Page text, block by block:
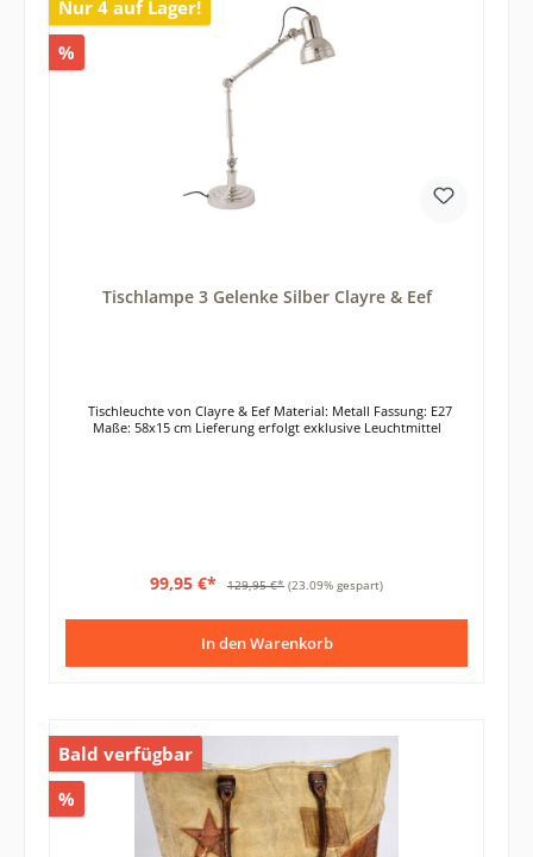
Nur 4 auf Lager!
%
Tischlampe 3 Gelenke Silber Clayre & Eef
Tischleuchte von Clayre & Eef Material: Metall Fassung: E27
Maße: 58x15 cm Lieferung erfolgt exklusive Leuchtmittel
99,95 €* 129,95 €* (23.09% gespart)
In den Warenkorb
Bald verfügbar
%